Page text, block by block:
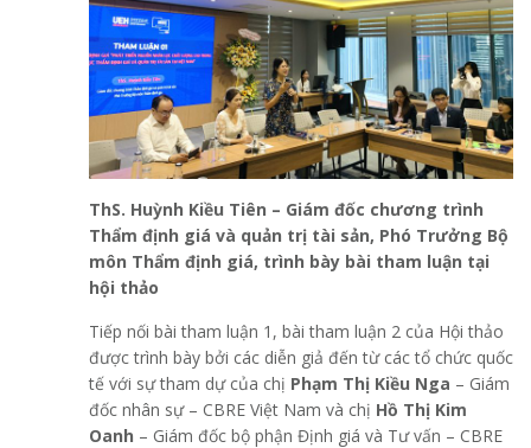
ThS. Huỳnh Kiều Tiên – Giám đốc chương trình
Thẩm định giá và quản trị tài sản, Phó Trưởng Bộ
môn Thẩm định giá, trình bày bài tham luận tại
hội thảo
Tiếp nối bài tham luận 1, bài tham luận 2 của Hội thảo
được trình bày bởi các diễn giả đến từ các tổ chức quốc
tế với sự tham dự của chị Phạm Thị Kiều Nga – Giám
đốc nhân sự – CBRE Việt Nam và chị Hồ Thị Kim
Oanh – Giám đốc bộ phận Định giá và Tư vấn – CBRE